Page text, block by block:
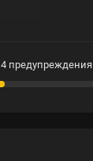
4 предупреждения